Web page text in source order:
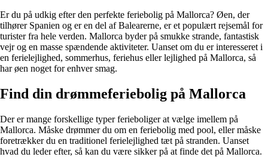
Er du på udkig efter den perfekte feriebolig på Mallorca? Øen, der
tilhører Spanien og er en del af Balearerne, er et populært rejsemål for
turister fra hele verden. Mallorca byder på smukke strande, fantastisk
vejr og en masse spændende aktiviteter. Uanset om du er interesseret i
en ferielejlighed, sommerhus, feriehus eller lejlighed på Mallorca, så
har øen noget for enhver smag.
Find din drømmeferiebolig på Mallorca
Der er mange forskellige typer ferieboliger at vælge imellem på
Mallorca. Måske drømmer du om en feriebolig med pool, eller måske
foretrækker du en traditionel ferielejlighed tæt på stranden. Uanset
hvad du leder efter, så kan du være sikker på at finde det på Mallorca.